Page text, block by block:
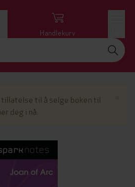
Handlekurv
til å selge boken til
deg i nå.